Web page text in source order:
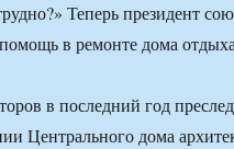
Теперь президент
в ремонте дома
в последний год
Центрального дома